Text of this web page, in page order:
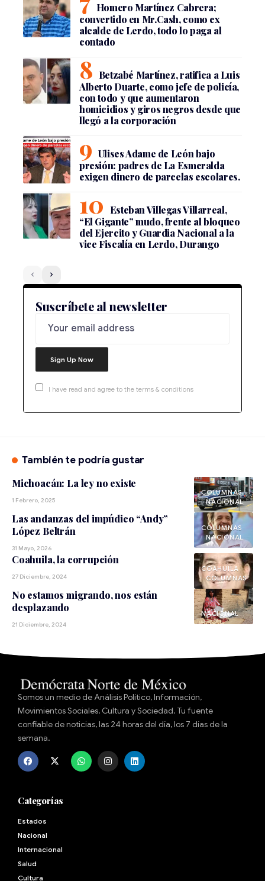
Homero Martínez Cabrera;
convertido en Mr.Cash, como ex
alcalde de Lerdo, todo lo paga al
contado
Betzabé Martínez, ratifica a Luis
Alberto Duarte, como jefe de policía,
con todo y que aumentaron
homicidios y giros negros desde que
llegó a la corporación
Ulises Adame de León bajo
presión: padres de La Esmeralda
exigen dinero de parcelas escolares.
Esteban Villegas Villarreal,
“El Gigante” mudo, frente al bloqueo
del Ejercito y Guardia Nacional a la
vice Fiscalía en Lerdo, Durango
Suscríbete al newsletter
I have read and agree to the terms & conditions
También te podría gustar
COLUMNAS‏
NACIONAL
Michoacán: La ley no existe
1 Febrero, 2025
NACIONAL
Las andanzas del impúdico “Andy”
López Beltrán
31 Mayo, 2026
COAHUILA
COLUMNAS‏
Coahuila, la corrupción
27 Diciembre, 2024
NACIONAL
No estamos migrando, nos están
desplazando
21 Diciembre, 2024
Somos un medio de Análisis Político, Información,
Movimientos Sociales, Cultura y Sociedad. Tu fuente
confiable de noticias, las 24 horas del día, los 7 días de la
semana.
Categorías
Estados
Nacional
Internacional
Salud
Cultura